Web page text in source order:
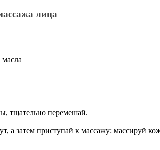
лица
тщательно перемешай.
а затем приступай к массажу: массируй